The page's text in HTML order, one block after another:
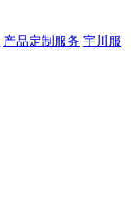
产品定制服务 宇川服